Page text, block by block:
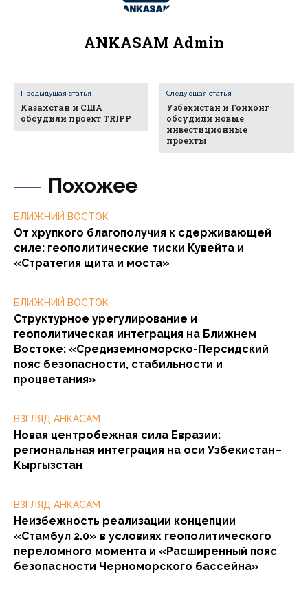
Похожее
БЛИЖНИЙ ВОСТОК
От хрупкого благополучия к сдерживающей
силе: геополитические тиски Кувейта и
«Стратегия щита и моста»
БЛИЖНИЙ ВОСТОК
Структурное урегулирование и
геополитическая интеграция на Ближнем
Востоке: «Средиземноморско-Персидский
пояс безопасности, стабильности и
процветания»
ВЗГЛЯД АНКАСАМ
Новая центробежная сила Евразии:
региональная интеграция на оси Узбекистан–
Кыргызстан
ВЗГЛЯД АНКАСАМ
Неизбежность реализации концепции
«Стамбул 2.0» в условиях геополитического
переломного момента и «Расширенный пояс
безопасности Черноморского бассейна»
ANKASAM Admin
Предыдущая статья
Казахстан и США
обсудили проект TRIPP
Следующая статья
Узбекистан и Гонконг
обсудили новые
инвестиционные
проекты